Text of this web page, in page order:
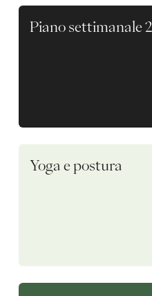
Piano settimanale 2
Yoga e postura